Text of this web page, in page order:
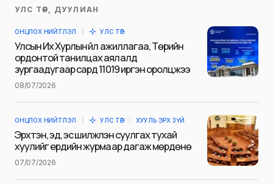
Таны имэйл хаягийг нийтлэхгүй.
тэмдэглэсэн
Сэтгэгдэл*
Name
УЛС ТӨР, ДУУЛИАН
ОНЦЛОХ НИЙТЛЭЛ УЛС ТӨР
Улсын Их Хурлын үйл ажиллагаа, Төрийн
ордонтой танилцах аялалд
зургаадугаар сард 11019 иргэн оролцжээ
08/07/2026
ОНЦЛОХ НИЙТЛЭЛ УЛС ТӨР ХУУЛЬ ЭРХ ЗҮЙ
Эрхтэн, эд, эс шилжүүлэн суулгах тухай
хуулийг ердийн журмаар дагаж мөрдөнө
07/07/2026